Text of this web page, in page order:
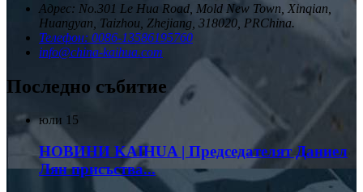
Адрес: No.301 Le Hua Road, Mold New Town, Xinqian,
Huangyan, Taizhou, Zhejiang, 318020, PRChina.
Телефон: 0086-13586195760
info@china-kaihua.com
Последно събитие
юли 15
НОВИНИ KAIHUA | Председателят Даниел
Лян присъства...